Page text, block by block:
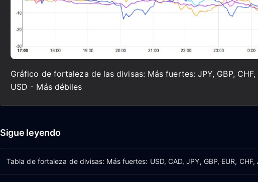
Gráfico de fortaleza de las divisas: Más fuertes: JPY, GBP, CHF,
USD - Más débiles
Sigue leyendo
Tabla de fortaleza de divisas: Más fuertes: USD, CAD, JPY, GBP, EUR,